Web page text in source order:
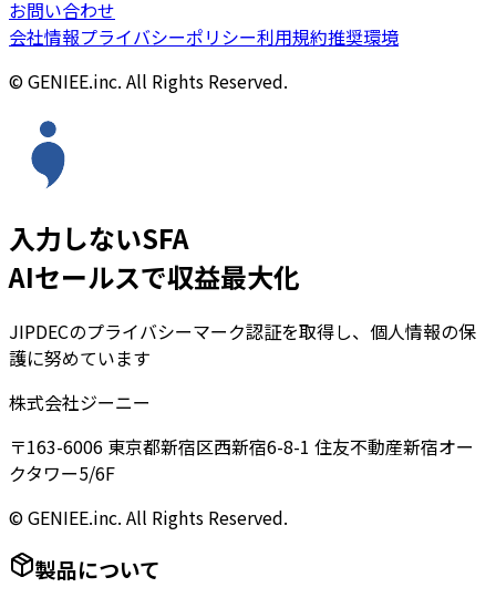
お問い合わせ
会社情報プライバシーポリシー利用規約推奨環境
© GENIEE.inc. All Rights Reserved.
入力しないSFA
AIセールスで収益最大化
JIPDECのプライバシーマーク認証を取得し、個人情報の保
護に努めています
株式会社ジーニー
〒163-6006 東京都新宿区西新宿6-8-1 住友不動産新宿オー
クタワー5/6F
© GENIEE.inc. All Rights Reserved.
製品について